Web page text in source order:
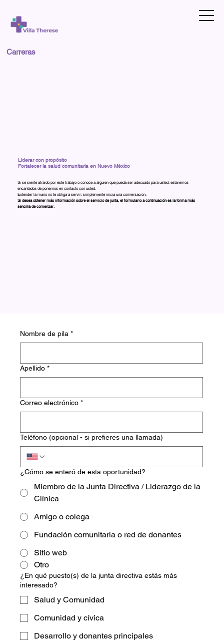
Carreras
Liderar con propósito
Fortalecer la salud comunitaria en Nuevo México
Si se siente atraído por este trabajo o conoce a alguien que pueda ser adecuado para usted, estaremos
encantados de ponernos en contacto con usted.
Extender la mano no te obliga a servir; simplemente inicia una conversación.
Si desea obtener más información sobre el servicio de junta, el formulario a continuación es la forma más
sencilla de comenzar.
Nombre de pila *
Apellido *
Correo electrónico *
Teléfono (opcional - si prefieres una llamada)
¿Cómo se enteró de esta oportunidad?
Miembro de la Junta Directiva / Liderazgo de la
Clínica
Amigo o colega
Fundación comunitaria o red de donantes
Sitio web
Otro
¿En qué puesto(s) de la junta directiva estás más
interesado?
Salud y Comunidad
Comunidad y cívica
Desarrollo y donantes principales